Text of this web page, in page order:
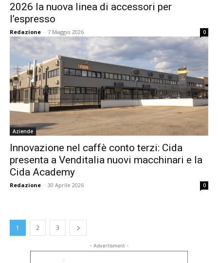
2026 la nuova linea di accessori per
l’espresso
Redazione - 7 Maggio 2026 0
Aziende
Innovazione nel caffè conto terzi: Cida
presenta a Venditalia nuovi macchinari e la
Cida Academy
Redazione - 30 Aprile 2026 0
1 2 3
- Advertisment -